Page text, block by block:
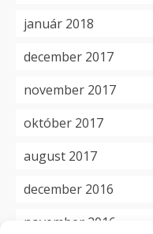
január 2018
december 2017
november 2017
október 2017
august 2017
december 2016
november 2016